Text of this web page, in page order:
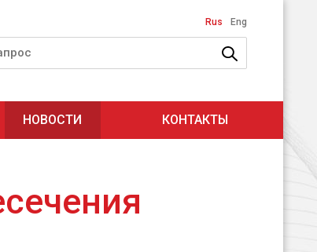
Rus Eng
НОВОСТИ КОНТАКТЫ